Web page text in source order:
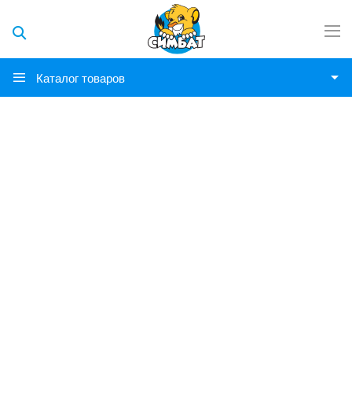
Каталог товаров